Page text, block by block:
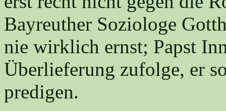
Bayreuther Soziologe
nie wirklich ernst; Papst
Überlieferung zufolge, er
predigen.